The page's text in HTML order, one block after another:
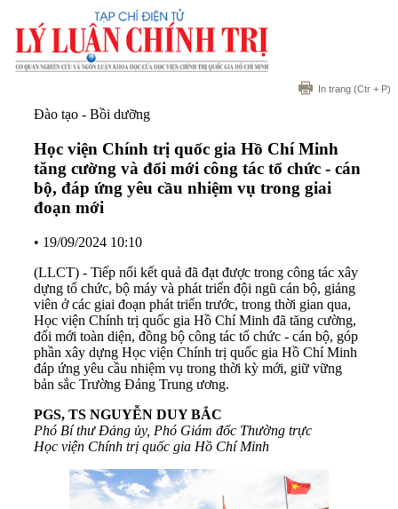
In trang (Ctr + P)
Đào tạo - Bồi dưỡng
Học viện Chính trị quốc gia Hồ Chí Minh
tăng cường và đổi mới công tác tổ chức - cán
bộ, đáp ứng yêu cầu nhiệm vụ trong giai
đoạn mới
• 19/09/2024 10:10
(LLCT) - Tiếp nối kết quả đã đạt được trong công tác xây
dựng tổ chức, bộ máy và phát triển đội ngũ cán bộ, giảng
viên ở các giai đoạn phát triển trước, trong thời gian qua,
Học viện Chính trị quốc gia Hồ Chí Minh đã tăng cường,
đổi mới toàn diện, đồng bộ công tác tổ chức - cán bộ, góp
phần xây dựng Học viện Chính trị quốc gia Hồ Chí Minh
đáp ứng yêu cầu nhiệm vụ trong thời kỳ mới, giữ vững
bản sắc Trường Đảng Trung ương.
PGS, TS NGUYỄN DUY BẮC
Phó Bí thư Đảng ủy, Phó Giám đốc Thường trực
Học viện Chính trị quốc gia Hồ Chí Minh